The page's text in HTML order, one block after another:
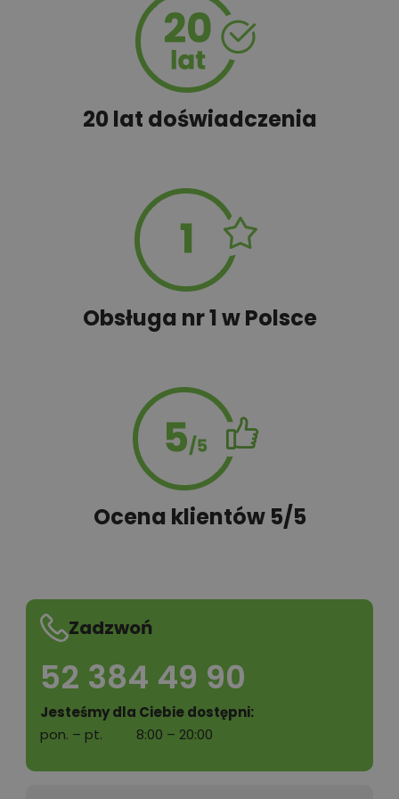
Tablica informacyjna 50,00 zł
Wyceń adaptację
20 lat doświadczenia
Obsługa nr 1 w Polsce
Ocena klientów 5/5
Zadzwoń
52 384 49 90
Jesteśmy dla Ciebie dostępni:
pon. – pt.
8:00 – 20:00